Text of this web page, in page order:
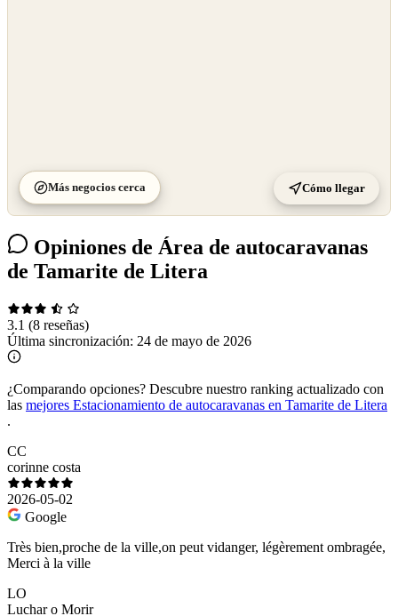
Más negocios cerca Cómo llegar
Opiniones de Área de autocaravanas
de Tamarite de Litera
3.1 (8 reseñas)
Última sincronización: 24 de mayo de 2026
¿Comparando opciones? Descubre nuestro ranking actualizado con
las mejores Estacionamiento de autocaravanas en Tamarite de Litera
.
CC
corinne costa
2026-05-02
Google
Très bien,proche de la ville,on peut vidanger, légèrement ombragée,
Merci à la ville
LO
Luchar o Morir